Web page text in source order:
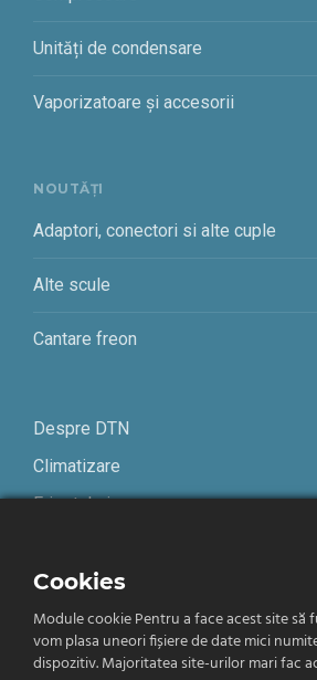
Unități de condensare
Vaporizatoare și accesorii
NOUTĂȚI
Adaptori, conectori si alte cuple
Alte scule
Cantare freon
Despre DTN
Climatizare
Frigotehnie
Termeni și condiții
Confidențialitate
Cookies
Module cookie Pentru a face acest site să
vom plasa uneori fișiere de date mici
dispozitiv. Majoritatea site-urilor mari fac